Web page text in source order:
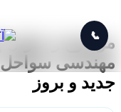
📞
موضوع و عنوان
مهندسی سواحل،
جدید و بروز